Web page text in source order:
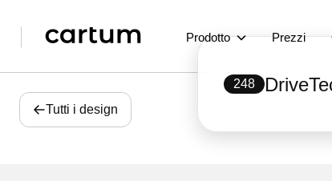
Prodotto Prezzi
Tutti i design
248